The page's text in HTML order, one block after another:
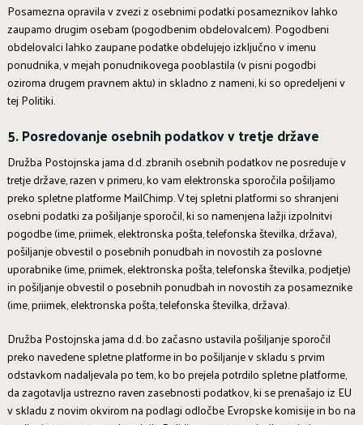
Posamezna opravila v zvezi z osebnimi podatki posameznikov lahko
zaupamo drugim osebam (pogodbenim obdelovalcem). Pogodbeni
obdelovalci lahko zaupane podatke obdelujejo izključno v imenu
ponudnika, v mejah ponudnikovega pooblastila (v pisni pogodbi
oziroma drugem pravnem aktu) in skladno z nameni, ki so opredeljeni v
tej Politiki.
5. Posredovanje osebnih podatkov v tretje države
Družba Postojnska jama d.d. zbranih osebnih podatkov ne posreduje v
tretje države, razen v primeru, ko vam elektronska sporočila pošiljamo
preko spletne platforme MailChimp. V tej spletni platformi so shranjeni
osebni podatki za pošiljanje sporočil, ki so namenjena lažji izpolnitvi
pogodbe (ime, priimek, elektronska pošta, telefonska številka, država),
pošiljanje obvestil o posebnih ponudbah in novostih za poslovne
uporabnike (ime, priimek, elektronska pošta, telefonska številka, podjetje)
in pošiljanje obvestil o posebnih ponudbah in novostih za posameznike
(ime, priimek, elektronska pošta, telefonska številka, država).
Družba Postojnska jama d.d. bo začasno ustavila pošiljanje sporočil
preko navedene spletne platforme in bo pošiljanje v skladu s prvim
odstavkom nadaljevala po tem, ko bo prejela potrdilo spletne platforme,
da zagotavlja ustrezno raven zasebnosti podatkov, ki se prenašajo iz EU
v skladu z novim okvirom na podlagi odločbe Evropske komisije in bo na